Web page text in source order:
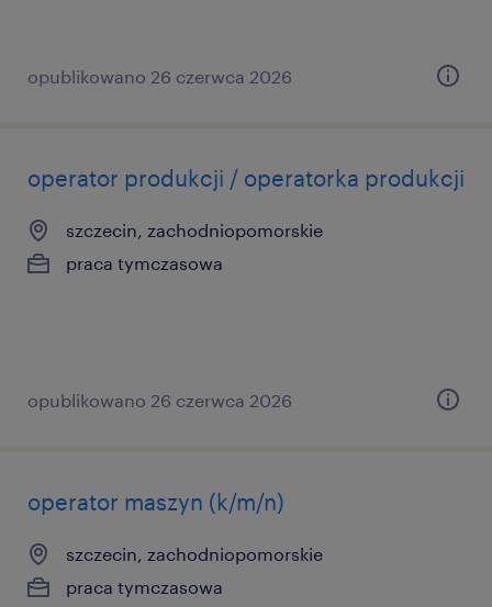
opublikowano 26 czerwca 2026
operator produkcji / operatorka produkcji
szczecin, zachodniopomorskie
praca tymczasowa
opublikowano 26 czerwca 2026
operator maszyn (k/m/n)
szczecin, zachodniopomorskie
praca tymczasowa